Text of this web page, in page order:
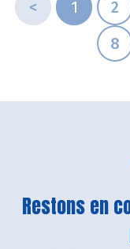
< 1 2
8
Restons en